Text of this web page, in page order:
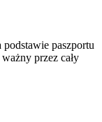
paszportu
przez cały